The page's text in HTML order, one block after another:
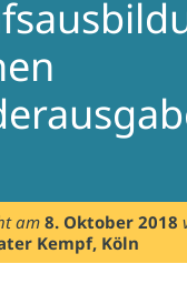
am8. Oktober 2018
Kempf, Köln